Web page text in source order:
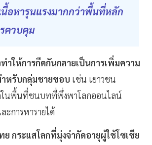
นื้อหารุนแรงมากกว่าพื้นที่หลัก
ควบคุม
ำให้การกีดกันกลายเป็นการเพิ่มความ
ำหรับกลุ่มชายขอบ เช่น เยาวชน
ในพื้นที่ชนบทที่พึ่งพาโลกออนไลน์
ะการหารายได้
กระแสโลกที่มุ่งจำกัดอายุผู้ใช้โซเชีย